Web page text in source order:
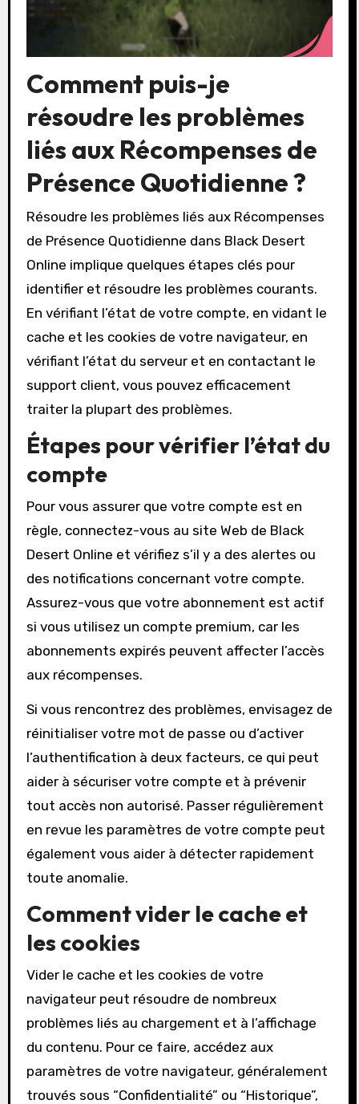
Comment puis-je
résoudre les problèmes
liés aux Récompenses de
Présence Quotidienne ?
Résoudre les problèmes liés aux Récompenses
de Présence Quotidienne dans Black Desert
Online implique quelques étapes clés pour
identifier et résoudre les problèmes courants.
En vérifiant l’état de votre compte, en vidant le
cache et les cookies de votre navigateur, en
vérifiant l’état du serveur et en contactant le
support client, vous pouvez efficacement
traiter la plupart des problèmes.
Étapes pour vérifier l’état du
compte
Pour vous assurer que votre compte est en
règle, connectez-vous au site Web de Black
Desert Online et vérifiez s’il y a des alertes ou
des notifications concernant votre compte.
Assurez-vous que votre abonnement est actif
si vous utilisez un compte premium, car les
abonnements expirés peuvent affecter l’accès
aux récompenses.
Si vous rencontrez des problèmes, envisagez de
réinitialiser votre mot de passe ou d’activer
l’authentification à deux facteurs, ce qui peut
aider à sécuriser votre compte et à prévenir
tout accès non autorisé. Passer régulièrement
en revue les paramètres de votre compte peut
également vous aider à détecter rapidement
toute anomalie.
Comment vider le cache et
les cookies
Vider le cache et les cookies de votre
navigateur peut résoudre de nombreux
problèmes liés au chargement et à l’affichage
du contenu. Pour ce faire, accédez aux
paramètres de votre navigateur, généralement
trouvés sous “Confidentialité” ou “Historique”,